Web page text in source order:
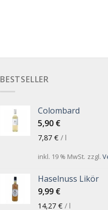
BESTSELLER
Colombard
5,90 €
7,87 €/ l
inkl. 19 % MwSt. zzgl.
Haselnuss Likör
9,99 €
14,27 €/ l